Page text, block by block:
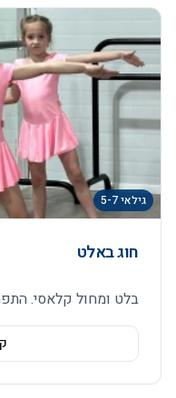
גילאי 5-7
חוג באלט
בלט ומחול קלאסי.